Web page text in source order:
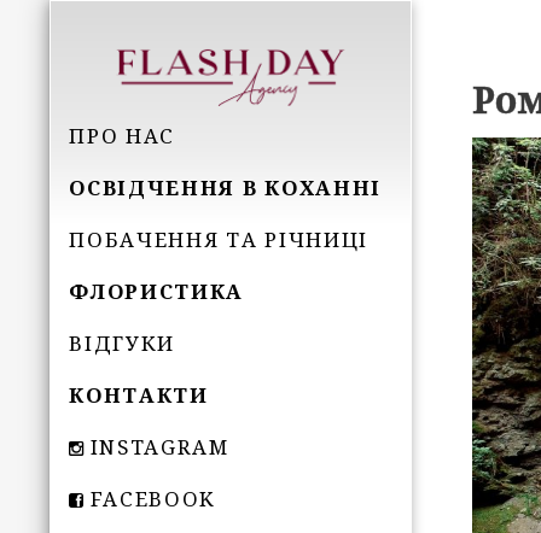
ПРО НАС
ОСВІДЧЕННЯ В КОХАННІ
ПОБАЧЕННЯ ТА РІЧНИЦІ
ФЛОРИСТИКА
ВІДГУКИ
КОНТАКТИ
INSTAGRAM
FACEBOOK